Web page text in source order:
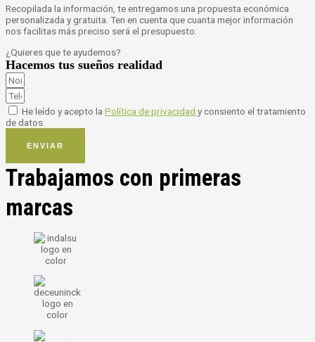
Recopilada la información, te entregamos una propuesta económica
personalizada y gratuita. Ten en cuenta que cuanta mejor información
nos facilitas más preciso será el presupuesto.
¿Quieres que te ayudemos?
Hacemos tus sueños realidad
He leído y acepto la Política de privacidad y consiento el tratamiento
de datos.
ENVIAR
Trabajamos con primeras
marcas